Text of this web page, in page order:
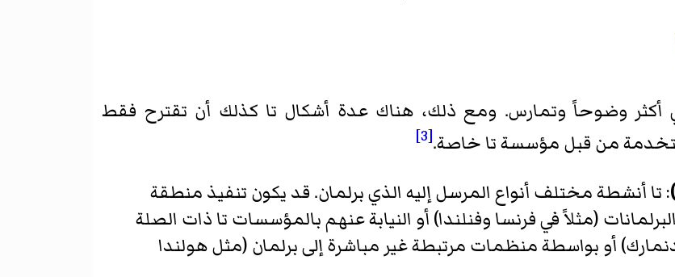
أكثر وضوحاً وتمارس. ومع ذلك، هناك عدة أشكال تا كذلك أن تقترح فقط
من قبل مؤسسة تا خاصة.[3]
: تا أنشطة مختلف أنواع المرسل إليه الذي برلمان. قد يكون تنفيذ منطقة
(مثلاً في فرنسا وفنلندا) أو النيابة عنهم بالمؤسسات تا ذات الصلة
أو بواسطة منظمات مرتبطة غير مباشرة إلى برلمان (مثل هولندا